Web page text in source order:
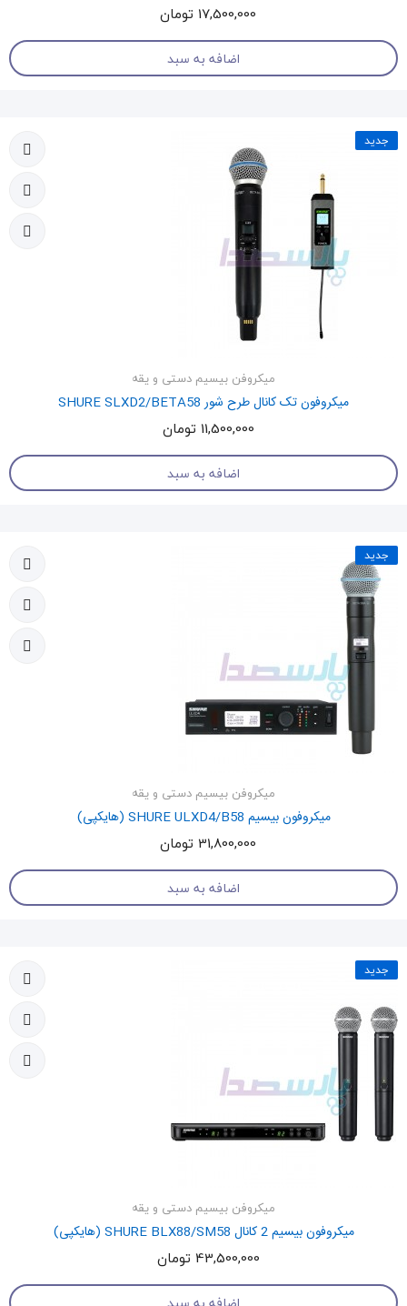
17,500,000 تومان
اضافه به سبد
جدید
میکروفن بیسیم دستی و یقه
میکروفون تک کانال طرح شور SHURE SLXD2/BETA58
11,500,000 تومان
اضافه به سبد
جدید
میکروفن بیسیم دستی و یقه
میکروفون بیسیم SHURE ULXD4/B58 (هایکپی)
31,800,000 تومان
اضافه به سبد
جدید
میکروفن بیسیم دستی و یقه
میکروفون بیسیم 2 کانال SHURE BLX88/SM58 (هایکپی)
43,500,000 تومان